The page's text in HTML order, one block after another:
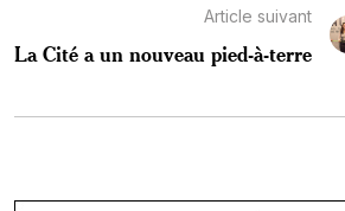
Article suivant
La Cité a un nouveau pied-à-terre